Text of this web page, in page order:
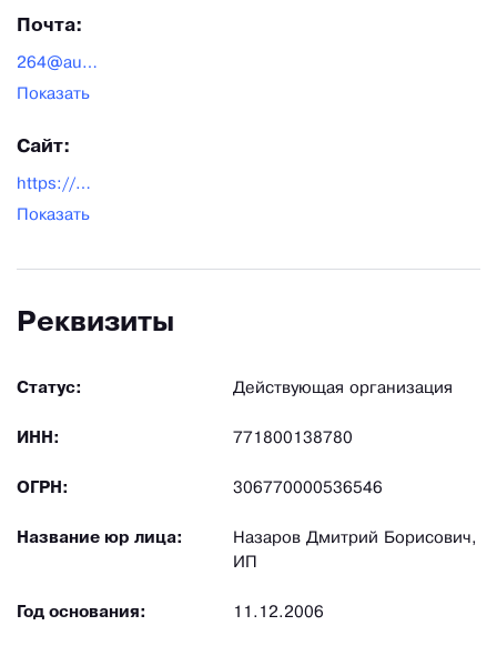
Почта:
264@audiomania.ru
Показать
Сайт:
https://www.audiomania.ru/
Показать
Реквизиты
Статус: Действующая организация
ИНН: 771800138780
ОГРН: 306770000536546
Название юр лица:
Назаров Дмитрий Борисович,
ИП
Год основания: 11.12.2006